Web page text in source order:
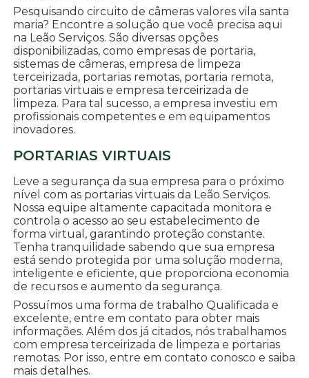
Pesquisando circuito de câmeras valores vila santa
maria? Encontre a solução que você precisa aqui
na Leão Serviços. São diversas opções
disponibilizadas, como empresas de portaria,
sistemas de câmeras, empresa de limpeza
terceirizada, portarias remotas, portaria remota,
portarias virtuais e empresa terceirizada de
limpeza. Para tal sucesso, a empresa investiu em
profissionais competentes e em equipamentos
inovadores.
PORTARIAS VIRTUAIS
Leve a segurança da sua empresa para o próximo
nível com as portarias virtuais da Leão Serviços.
Nossa equipe altamente capacitada monitora e
controla o acesso ao seu estabelecimento de
forma virtual, garantindo proteção constante.
Tenha tranquilidade sabendo que sua empresa
está sendo protegida por uma solução moderna,
inteligente e eficiente, que proporciona economia
de recursos e aumento da segurança.
Possuímos uma forma de trabalho Qualificada e
excelente, entre em contato para obter mais
informações. Além dos já citados, nós trabalhamos
com empresa terceirizada de limpeza e portarias
remotas. Por isso, entre em contato conosco e saiba
mais detalhes.